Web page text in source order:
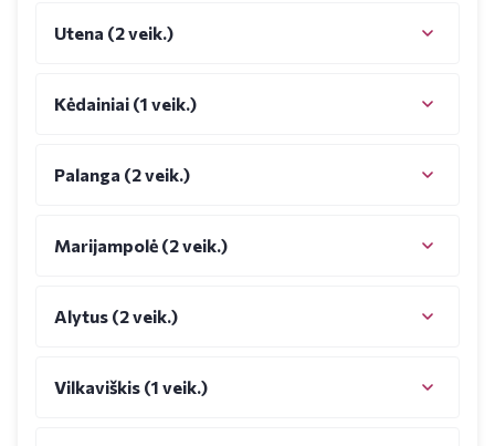
Utena (2 veik.)
Kėdainiai (1 veik.)
Palanga (2 veik.)
Marijampolė (2 veik.)
Alytus (2 veik.)
Vilkaviškis (1 veik.)